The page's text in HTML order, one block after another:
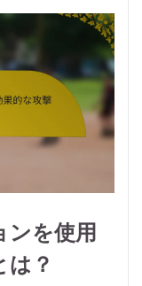
を使用
は？